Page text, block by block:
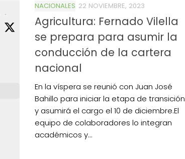
NACIONALES 22 NOVIEMBRE, 2023
Agricultura: Fernado Vilella
se prepara para asumir la
conducción de la cartera
nacional
En la víspera se reunió con Juan José
Bahillo para iniciar la etapa de transición
y asumirá el cargo el 10 de diciembre.El
equipo de colaboradores lo integran
académicos y...
·